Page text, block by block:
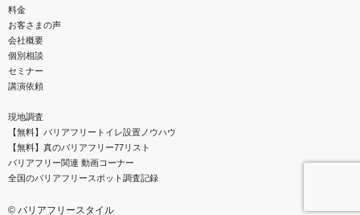
料金
お客さまの声
会社概要
個別相談
セミナー
講演依頼
現地調査
【無料】バリアフリートイレ設置ノウハウ
【無料】真のバリアフリー77リスト
バリアフリー関連 動画コーナー
全国のバリアフリースポット調査記録
© バリアフリースタイル